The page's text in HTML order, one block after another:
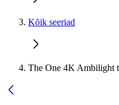
Kõik seeriad
The One 4K Ambilight